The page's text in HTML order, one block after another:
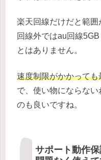
楽天回線だけだと範
回線外ではau回線
とはありません。
速度制限がかかって
で、使い物にならな
のも良いですね。
サポート動作